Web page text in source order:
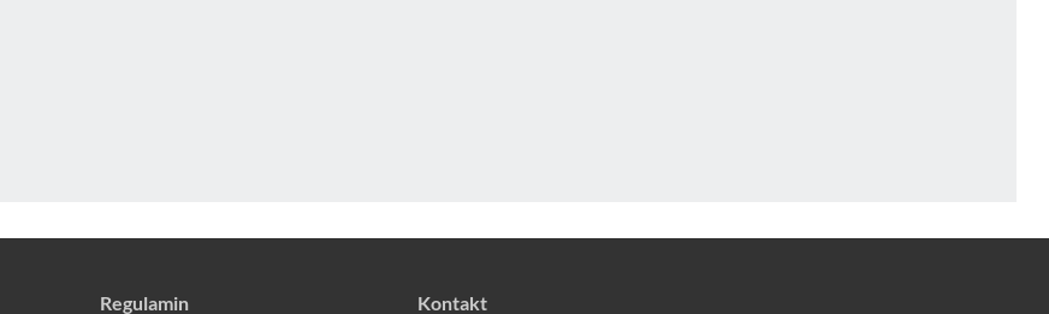
Regulamin
Kontakt